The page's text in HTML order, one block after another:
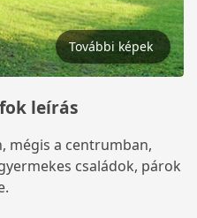
További képek
leírás
mégis a centrumban,
családok, párok